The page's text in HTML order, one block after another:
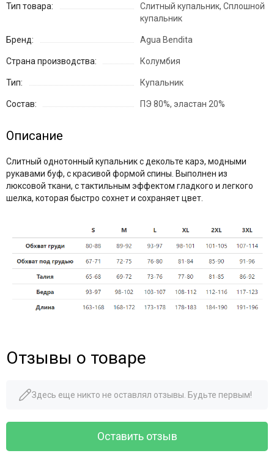
Тип товара:
Слитный купальник, Сплошной
купальник
Бренд: Agua Bendita
Страна производства: Колумбия
Тип: Купальник
Состав: ПЭ 80%, эластан 20%
Описание
Слитный однотонный купальник с декольте карэ, модными
рукавами буф, с красивой формой спины. Выполнен из
люксовой ткани, с тактильным эффектом гладкого и легкого
шелка, которая быстро сохнет и сохраняет цвет.
Отзывы о товаре
Здесь еще никто не оставлял отзывы. Будьте первым!
Оставить отзыв